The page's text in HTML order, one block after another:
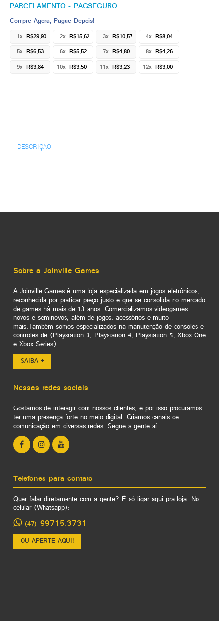
PARCELAMENTO - PAGSEGURO
Compre Agora, Pague Depois!
1x R$29,90 2x R$15,62 3x R$10,57 4x R$8,04
5x R$6,53 6x R$5,52 7x R$4,80 8x R$4,26
9x R$3,84 10x R$3,50 11x R$3,23 12x R$3,00
DESCRIÇÃO
Sobre a Joinville Games
A Joinville Games é uma loja especializada em jogos eletrônicos,
reconhecida por praticar preço justo e que se consolida no mercado
de games há mais de 13 anos. Comercializamos videogames
novos e seminovos, além de jogos, acessórios e muito
mais.Também somos especializados na manutenção de consoles e
controles de (Playstation 3, Playstation 4, Playstation 5, Xbox One
e Xbox Series).
SAIBA +
Nossas redes sociais
Gostamos de interagir com nossos clientes, e por isso procuramos
ter uma presença forte no meio digital. Criamos canais de
comunicação em diversas redes. Segue a gente aí:
Telefones para contato
Quer falar diretamente com a gente? É só ligar aqui pra loja. No
celular (Whatsapp):
(47) 99715.3731
OU APERTE AQUI!